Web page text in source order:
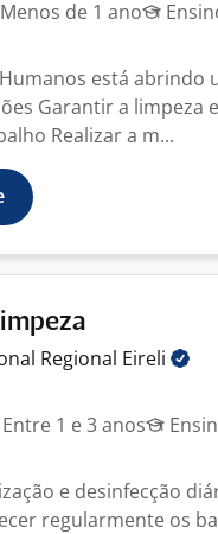
Menos de 1 ano
está abrindo
Garantir a limpeza
Realizar a m...
Regional Eireli
Entre 1 e 3 anos
e desinfecção
regularmente os